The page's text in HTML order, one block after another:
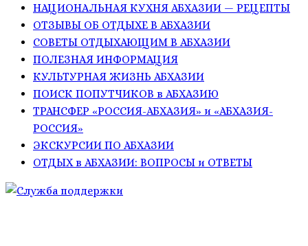
НАЦИОНАЛЬНАЯ КУХНЯ АБХАЗИИ — РЕЦЕПТЫ
ОТЗЫВЫ ОБ ОТДЫХЕ В АБХАЗИИ
СОВЕТЫ ОТДЫХАЮЩИМ В АБХАЗИИ
ПОЛЕЗНАЯ ИНФОРМАЦИЯ
КУЛЬТУРНАЯ ЖИЗНЬ АБХАЗИИ
ПОИСК ПОПУТЧИКОВ в АБХАЗИЮ
ТРАНСФЕР «РОССИЯ-АБХАЗИЯ» и «АБХАЗИЯ-
РОССИЯ»
ЭКСКУРСИИ ПО АБХАЗИИ
ОТДЫХ в АБХАЗИИ: ВОПРОСЫ и ОТВЕТЫ